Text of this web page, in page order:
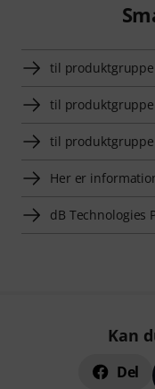
til
til
til
Her er
dB Technologies
Kan
Del